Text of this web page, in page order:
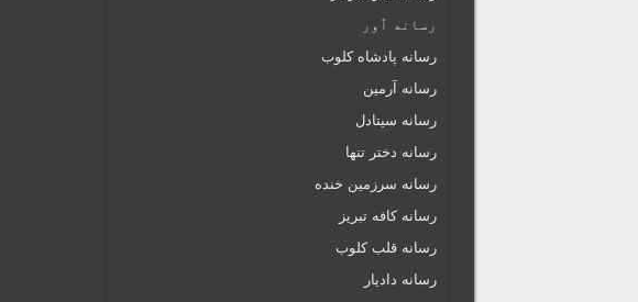
رسانه ٱور
رسانه پادشاه کلوب
رسانه آرمین
رسانه سیتادل
رسانه دختر تنها
رسانه سرزمین خنده
رسانه کافه تبریز
رسانه قلب کلوب
رسانه دادیار